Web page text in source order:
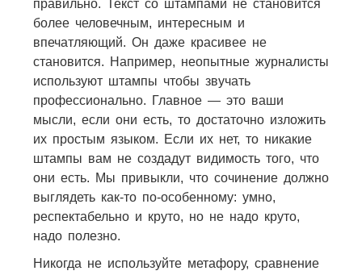
правильно. Текст со штампами не становится
более человечным, интересным и
впечатляющий. Он даже красивее не
становится. Например, неопытные журналисты
используют штампы чтобы звучать
профессионально. Главное — это ваши
мысли, если они есть, то достаточно изложить
их простым языком. Если их нет, то никакие
штампы вам не создадут видимость того, что
они есть. Мы привыкли, что сочинение должно
выглядеть как-то по-особенному: умно,
респектабельно и круто, но не надо круто,
надо полезно.
Никогда не используйте метафору, сравнение